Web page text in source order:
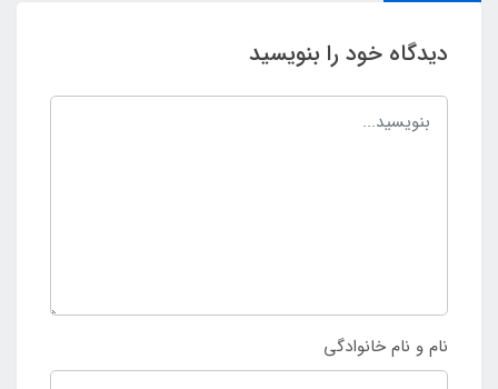
دیدگاه خود را بنویسید
نام و نام خانوادگی